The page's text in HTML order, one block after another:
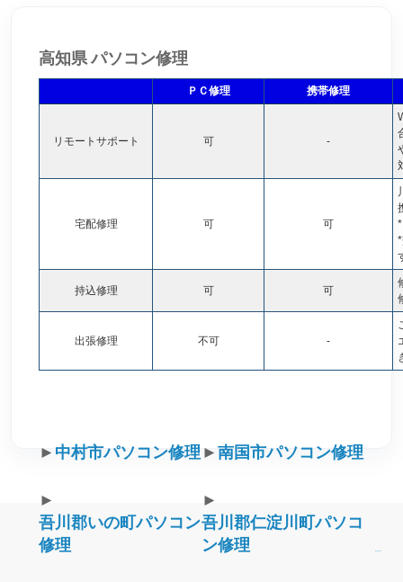
高知県 パソコン修理
ＰＣ修理 携帯修理
リモートサポート 可 -
宅配修理 可 可
*
持込修理 可 可
出張修理 不可 -
► 中村市パソコン修理 ►南国市パソコン修理
►
吾川郡いの町パソコン
修理
►
吾川郡仁淀川町パソコ
ン修理